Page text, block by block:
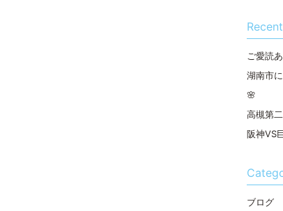
ご愛読
湖南市
🌸
高槻第二
阪神VS
ブログ